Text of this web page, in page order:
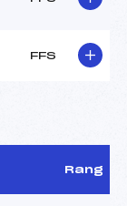
FFS
Rang